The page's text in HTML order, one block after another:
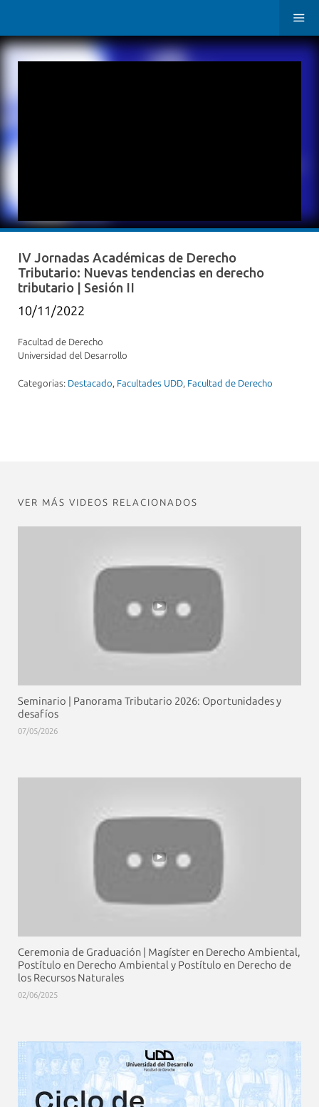
IV Jornadas Académicas de Derecho
Tributario: Nuevas tendencias en derecho
tributario | Sesión II
10/11/2022
Facultad de Derecho
Universidad del Desarrollo
Categorias: Destacado, Facultades UDD, Facultad de Derecho
VER MÁS VIDEOS RELACIONADOS
Seminario | Panorama Tributario 2026: Oportunidades y
desafíos
07/05/2026
Ceremonia de Graduación | Magíster en Derecho Ambiental,
Postítulo en Derecho Ambiental y Postítulo en Derecho de
los Recursos Naturales
02/06/2025